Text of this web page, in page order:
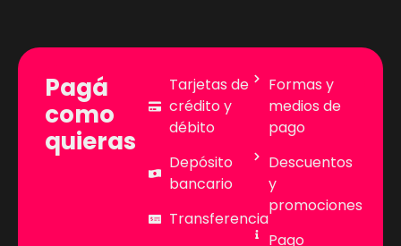
Pagá
como
quieras
Tarjetas de
crédito y
débito
Depósito
bancario
Transferencia
Formas y
medios de
pago
Descuentos
y
promociones
Pago